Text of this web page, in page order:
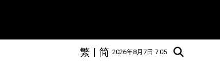
2026年8月7日 7:05
简
|
繁